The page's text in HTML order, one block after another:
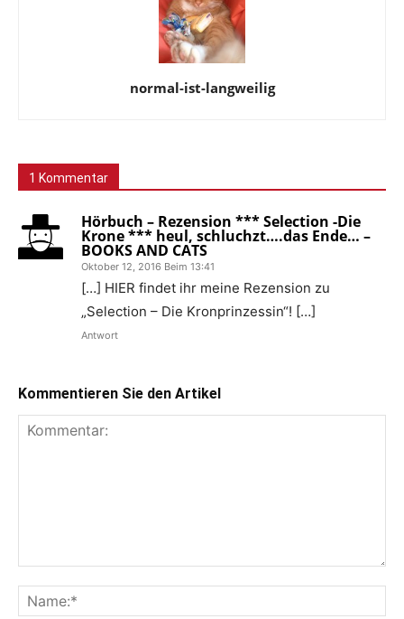
normal-ist-langweilig
1 Kommentar
Hörbuch – Rezension *** Selection -Die
Krone *** heul, schluchzt….das Ende… –
BOOKS AND CATS
Oktober 12, 2016 Beim 13:41
[…] HIER findet ihr meine Rezension zu
„Selection – Die Kronprinzessin“! […]
Antwort
Kommentieren Sie den Artikel